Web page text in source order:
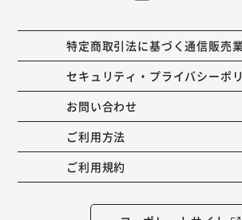
特定商取引法に基づく通信販売
セキュリティ・プライバシーポ
お問い合わせ
ご利用方法
ご利用規約